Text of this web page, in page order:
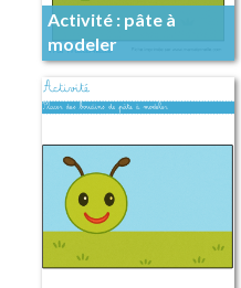
Activité : pâte à
modeler